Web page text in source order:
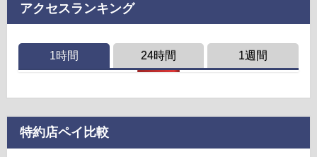
アクセスランキング
1時間 24時間 1週間
特約店ペイ比較